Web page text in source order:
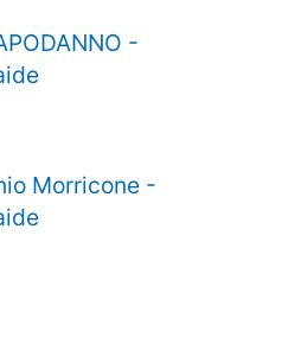
-
Morricone -